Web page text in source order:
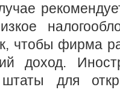
чтобы фирма
доход.
для